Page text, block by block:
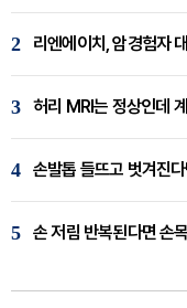
2 리엔에이치, 암경험자
3 허리 MRI는 정상인데
4 손발톱 들뜨고 벗겨진
5